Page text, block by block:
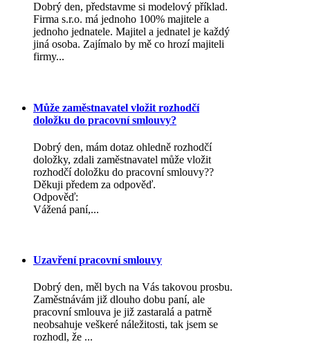
Dobrý den, představme si modelový příklad.
Firma s.r.o. má jednoho 100% majitele a
jednoho jednatele. Majitel a jednatel je každý
jiná osoba. Zajímalo by mě co hrozí majiteli
firmy...
Může zaměstnavatel vložit rozhodčí
doložku do pracovní smlouvy?
Dobrý den, mám dotaz ohledně rozhodčí
doložky, zdali zaměstnavatel může vložit
rozhodčí doložku do pracovní smlouvy??
Děkuji předem za odpověď.
Odpověď:
Vážená paní,...
Uzavření pracovní smlouvy
Dobrý den, měl bych na Vás takovou prosbu.
Zaměstnávám již dlouho dobu paní, ale
pracovní smlouva je již zastaralá a patrně
neobsahuje veškeré náležitosti, tak jsem se
rozhodl, že ...